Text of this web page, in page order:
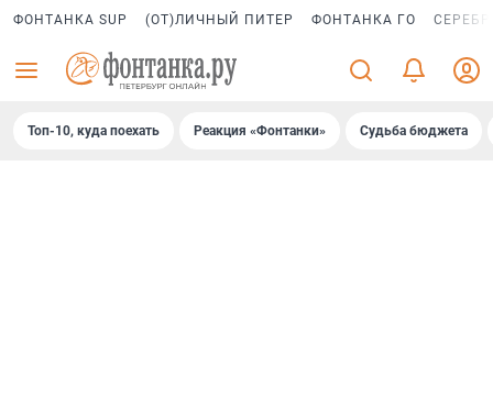
ФОНТАНКА SUP (ОТ)ЛИЧНЫЙ ПИТЕР ФОНТАНКА ГО
Топ-10, куда поехать Реакция «Фонтанки» Судьба бюджета